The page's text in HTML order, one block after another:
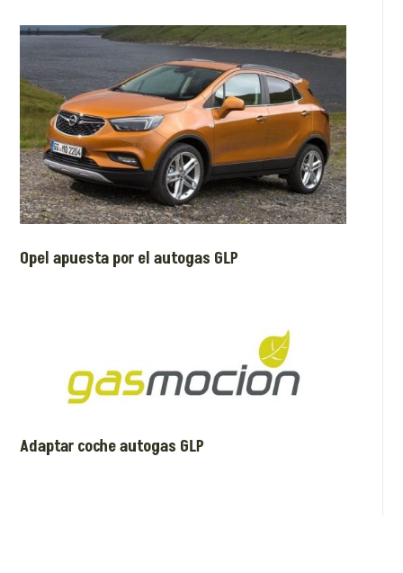
Opel apuesta por el autogas GLP
Adaptar coche autogas GLP